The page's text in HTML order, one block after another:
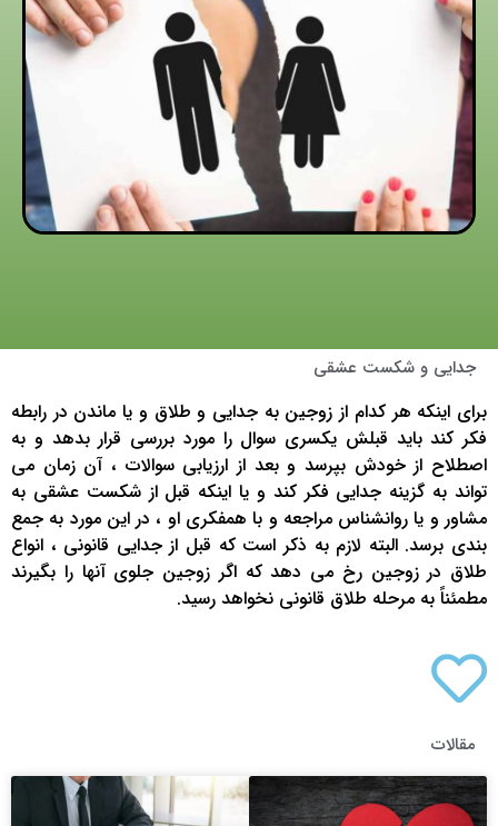
جدایی و شکست عشقی
برای اینکه هر کدام از زوجین به جدایی و طلاق و یا ماندن در رابطه
فکر کند باید قبلش یکسری سوال را مورد بررسی قرار بدهد و به
اصطلاح از خودش بپرسد و بعد از ارزیابی سوالات ، آن زمان می
تواند به گزینه جدایی فکر کند و یا اینکه قبل از شکست عشقی به
مشاور و یا روانشناس مراجعه و با همفکری او ، در این مورد به جمع
بندی برسد. البته لازم به ذکر است که قبل از جدایی قانونی ، انواع
طلاق در زوجین رخ می دهد که اگر زوجین جلوی آنها را بگیرند
مطمئناً به مرحله طلاق قانونی نخواهد رسید.
مقالات